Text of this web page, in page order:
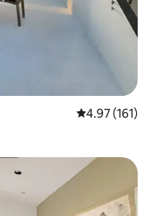
औसत रेटिंग 5 में से
4.97 (161)